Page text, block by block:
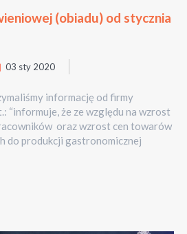
(obiadu) od stycznia
03 sty 2020
informację od firmy
“informuje, że ze względu na wzrost
oraz wzrost cen towarów
do produkcji gastronomicznej